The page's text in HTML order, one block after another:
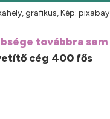
grafikus, Kép: pixabay
továbbra sem
cég 400 fős